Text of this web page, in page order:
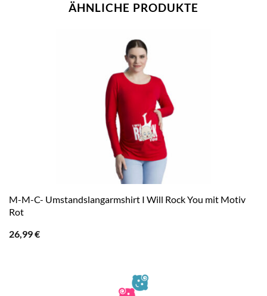
ÄHNLICHE PRODUKTE
M-M-C- Umstandslangarmshirt I Will Rock You mit Motiv
Rot
26,99€